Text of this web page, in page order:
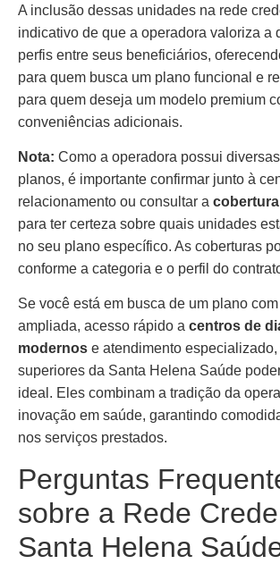
A inclusão dessas unidades na rede
indicativo de que a operadora valoriza a
perfis entre seus beneficiários,
para quem busca um plano funcional e
para quem deseja um modelo premium
conveniências adicionais.
Nota: Como a operadora possui
planos, é importante confirmar junto à
relacionamento ou consultar a
para ter certeza sobre quais unidades
no seu plano específico. As coberturas
conforme a categoria e o perfil do
Se você está em busca de um plano
ampliada, acesso rápido a centros de
modernos e atendimento
superiores da Santa Helena Saúde
ideal. Eles combinam a tradição da
inovação em saúde, garantindo
nos serviços prestados.
Perguntas
sobre a Rede
Santa Helena